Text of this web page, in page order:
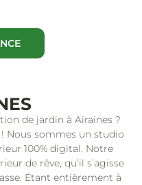
de jardin à Airaines ?
Nous sommes un studio
100% digital. Notre
de rêve, qu’il s’agisse
Étant entièrement à